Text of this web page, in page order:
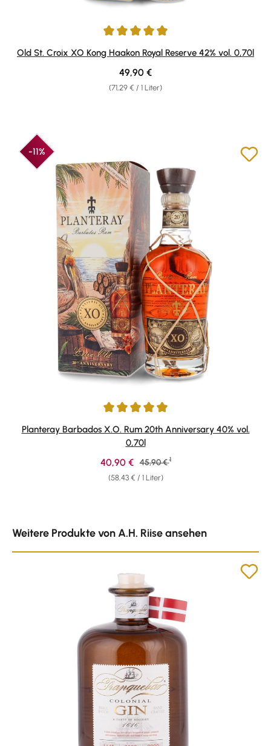
Durchschnittliche Bewertung von 4.93 von 5 Sternen
Old St. Croix XO Kong Haakon Royal Reserve 42% vol. 0,70l
(71,29 € / 1 Liter)
Regulärer Preis:
49,90 €
-11%
Durchschnittliche Bewertung von 4.91 von 5 Sternen
Planteray Barbados X.O. Rum 20th Anniversary 40% vol.
0,70l
(58,43 € / 1 Liter)
Verkaufspreis:
40,90 € Regulärer Preis:
45,90 € 1
Weitere Produkte von A.H. Riise ansehen